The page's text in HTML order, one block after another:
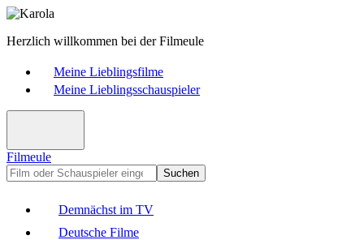
Herzlich willkommen bei der Filmeule
Meine Lieblingsfilme
Meine Lieblingsschauspieler
Filmeule
Suchen
Demnächst im TV
Deutsche Filme